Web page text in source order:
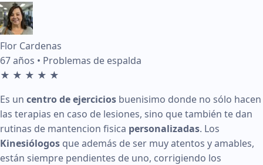
Condición tratada:
Calificación:5 de 5 estrellas
Fecha:mayo 2026
Ver en Google: Enlace a reseña de Flor Cardenas
Reseña de Manuel Zamudio en KinesicWork
Flor Cardenas
67 años • Problemas de espalda
★ ★ ★ ★ ★
Es un centro de ejercicios buenisimo donde no sólo hacen
las terapias en caso de lesiones, sino que también te dan
rutinas de mantencion fisica personalizadas. Los
Kinesiólogos que además de ser muy atentos y amables,
están siempre pendientes de uno, corrigiendo los